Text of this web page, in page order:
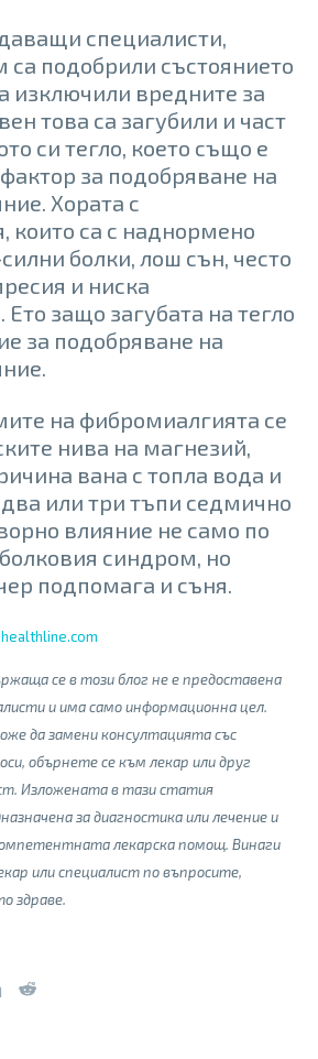
специалисти,
са подобрили състоянието
изключили вредните за
това са загубили и част
си тегло, което също е
за подобряване на
Хората с
които са с наднормено
болки, лош сън, често
и ниска
защо загубата на тегло
за подобряване на
на фибромиалгията се
нива на магнезий,
вана с топла вода и
два или три тъпи седмично
влияние не само по
синдром, но
подпомага и съня.
се в този блог не е предоставена
и има само информационна цел.
да замени консултацията със
обърнете се към лекар или друг
Изложената в тази статия
за диагностика или лечение и
лекарска помощ. Винаги
или специалист по въпросите,
здраве.